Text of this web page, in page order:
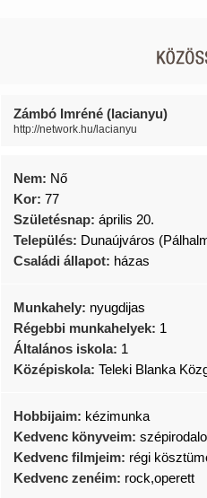
Zámbó Imréné (lacianyu)
http://network.hu/lacianyu
Nem: Nő
Kor: 77
Születésnap: április 20.
Település: Dunaújváros
Családi állapot: házas
Munkahely: nyugdijas
Régebbi munkahelyek: 1
Általános iskola: 1
Középiskola: Teleki Blanka
Hobbijaim: kézimunka
Kedvenc könyveim:
Kedvenc filmjeim: régi
Kedvenc zenéim: rock,operett